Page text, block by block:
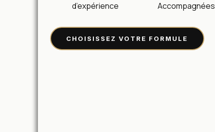
d’expérience
Accompagnées
CHOISISSEZ VOTRE FORMULE